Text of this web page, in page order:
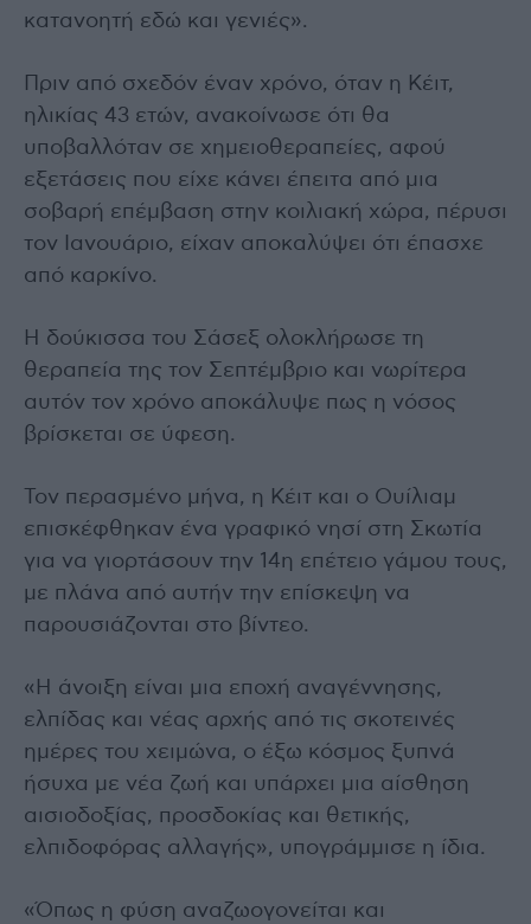
κατανοητή εδώ και γενιές».
Πριν από σχεδόν έναν χρόνο, όταν η Κέιτ,
ηλικίας 43 ετών, ανακοίνωσε ότι θα
υποβαλλόταν σε χημειοθεραπείες, αφού
εξετάσεις που είχε κάνει έπειτα από μια
σοβαρή επέμβαση στην κοιλιακή χώρα, πέρυσι
τον Ιανουάριο, είχαν αποκαλύψει ότι έπασχε
από καρκίνο.
Η δούκισσα του Σάσεξ ολοκλήρωσε τη
θεραπεία της τον Σεπτέμβριο και νωρίτερα
αυτόν τον χρόνο αποκάλυψε πως η νόσος
βρίσκεται σε ύφεση.
Τον περασμένο μήνα, η Κέιτ και ο Ουίλιαμ
επισκέφθηκαν ένα γραφικό νησί στη Σκωτία
για να γιορτάσουν την 14η επέτειο γάμου τους,
με πλάνα από αυτήν την επίσκεψη να
παρουσιάζονται στο βίντεο.
«Η άνοιξη είναι μια εποχή αναγέννησης,
ελπίδας και νέας αρχής από τις σκοτεινές
ημέρες του χειμώνα, ο έξω κόσμος ξυπνά
ήσυχα με νέα ζωή και υπάρχει μια αίσθηση
αισιοδοξίας, προσδοκίας και θετικής,
ελπιδοφόρας αλλαγής», υπογράμμισε η ίδια.
«Όπως η φύση αναζωογονείται και